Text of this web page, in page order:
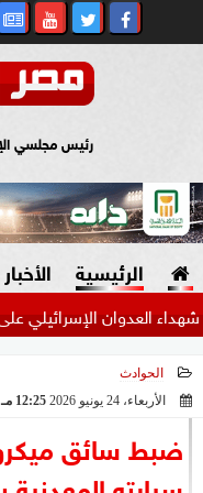
رئيس مجلسي
الرئيسية الأخبار
الرئاسة
الإسرائيلي على غزة لـ 73 ألفًا...
الحوادث
الأربعاء، 24 يونيو 2026
12:25 مـ
ضبط سائق